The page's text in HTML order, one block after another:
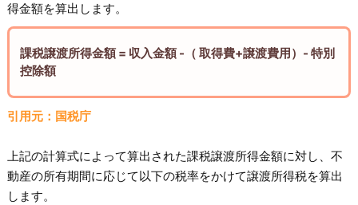
得金額を算出します。
課税譲渡所得金額 = 収入金額 -（ 取得費+譲渡費用）- 特別
控除額
引用元：国税庁
上記の計算式によって算出された課税譲渡所得金額に対し、不
動産の所有期間に応じて以下の税率をかけて譲渡所得税を算出
します。